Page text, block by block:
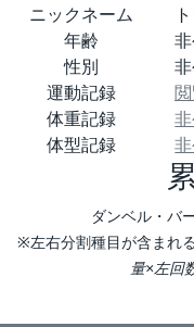
ニックネーム
年齢
性別
運動記録
体重記録
体型記録
ダンベル・バ
※左右分割種目が含まれ
量×左回